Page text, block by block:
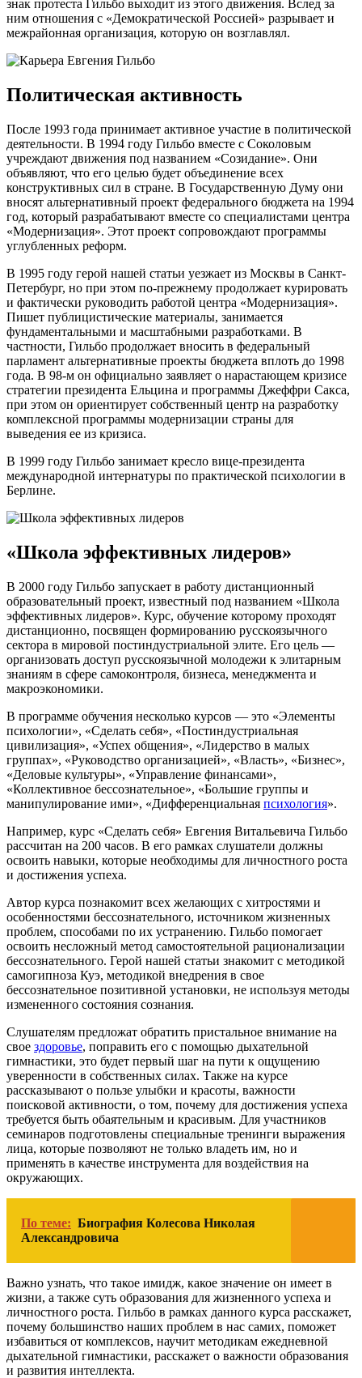
знак протеста Гильбо выходит из этого движения. Вслед за
ним отношения с «Демократической Россией» разрывает и
межрайонная организация, которую он возглавлял.
Политическая активность
После 1993 года принимает активное участие в политической
деятельности. В 1994 году Гильбо вместе с Соколовым
учреждают движения под названием «Созидание». Они
объявляют, что его целью будет объединение всех
конструктивных сил в стране. В Государственную Думу они
вносят альтернативный проект федерального бюджета на 1994
год, который разрабатывают вместе со специалистами центра
«Модернизация». Этот проект сопровождают программы
углубленных реформ.
В 1995 году герой нашей статьи уезжает из Москвы в Санкт-
Петербург, но при этом по-прежнему продолжает курировать
и фактически руководить работой центра «Модернизация».
Пишет публицистические материалы, занимается
фундаментальными и масштабными разработками. В
частности, Гильбо продолжает вносить в федеральный
парламент альтернативные проекты бюджета вплоть до 1998
года. В 98-м он официально заявляет о нарастающем кризисе
стратегии президента Ельцина и программы Джеффри Сакса,
при этом он ориентирует собственный центр на разработку
комплексной программы модернизации страны для
выведения ее из кризиса.
В 1999 году Гильбо занимает кресло вице-президента
международной интернатуры по практической психологии в
Берлине.
«Школа эффективных лидеров»
В 2000 году Гильбо запускает в работу дистанционный
образовательный проект, известный под названием «Школа
эффективных лидеров». Курс, обучение которому проходят
дистанционно, посвящен формированию русскоязычного
сектора в мировой постиндустриальной элите. Его цель —
организовать доступ русскоязычной молодежи к элитарным
знаниям в сфере самоконтроля, бизнеса, менеджмента и
макроэкономики.
В программе обучения несколько курсов — это «Элементы
психологии», «Сделать себя», «Постиндустриальная
цивилизация», «Успех общения», «Лидерство в малых
группах», «Руководство организацией», «Власть», «Бизнес»,
«Деловые культуры», «Управление финансами»,
«Коллективное бессознательное», «Большие группы и
манипулирование ими», «Дифференциальная психология».
Например, курс «Сделать себя» Евгения Витальевича Гильбо
рассчитан на 200 часов. В его рамках слушатели должны
освоить навыки, которые необходимы для личностного роста
и достижения успеха.
Автор курса познакомит всех желающих с хитростями и
особенностями бессознательного, источником жизненных
проблем, способами по их устранению. Гильбо помогает
освоить несложный метод самостоятельной рационализации
бессознательного. Герой нашей статьи знакомит с методикой
самогипноза Куэ, методикой внедрения в свое
бессознательное позитивной установки, не используя методы
измененного состояния сознания.
Слушателям предложат обратить пристальное внимание на
свое здоровье, поправить его с помощью дыхательной
гимнастики, это будет первый шаг на пути к ощущению
уверенности в собственных силах. Также на курсе
рассказывают о пользе улыбки и красоты, важности
поисковой активности, о том, почему для достижения успеха
требуется быть обаятельным и красивым. Для участников
семинаров подготовлены специальные тренинги выражения
лица, которые позволяют не только владеть им, но и
применять в качестве инструмента для воздействия на
окружающих.
По теме: Биография Колесова Николая
Александровича
Важно узнать, что такое имидж, какое значение он имеет в
жизни, а также суть образования для жизненного успеха и
личностного роста. Гильбо в рамках данного курса расскажет,
почему большинство наших проблем в нас самих, поможет
избавиться от комплексов, научит методикам ежедневной
дыхательной гимнастики, расскажет о важности образования
и развития интеллекта.